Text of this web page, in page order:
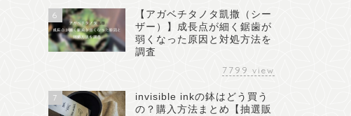
6
【アガベチタノタ凱撒（シー
ザー）】成長点が細く鋸歯が
弱くなった原因と対処方法を
調査
7799 view
7
invisible inkの鉢はどう買う
の？購入方法まとめ【抽選販